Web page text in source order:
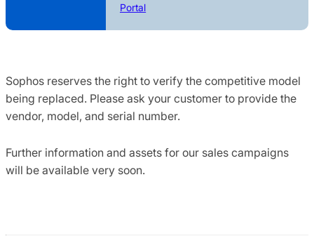
Portal
Sophos reserves the right to verify the competitive model
being replaced. Please ask your customer to provide the
vendor, model, and serial number.
Further information and assets for our sales campaigns
will be available very soon.